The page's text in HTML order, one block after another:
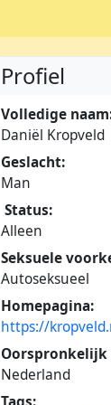
Profiel
Volledige
Daniël Kropveld
Geslacht:
Man
Status:
Alleen
Seksuele
Autoseksueel
Homepagina:
https://
Nederland